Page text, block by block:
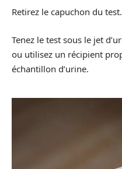
Retirez le capuchon du test.
Tenez le test sous le jet
ou utilisez un récipient
échantillon d’urine.